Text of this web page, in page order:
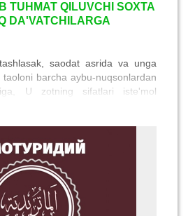
TUHMAT QILUVCHI SOXTA
DA'VATCHILARGA
saodat asrida va unga
barcha aybu-nuqsonlardan
U zotning sifatlari iste'mol
chiqishgan. Ularning buzuq
taologa makon nisbatini berish